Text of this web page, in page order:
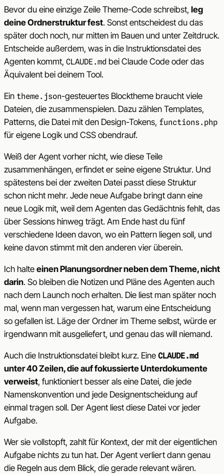
Bevor du eine einzige Zeile Theme-Code schreibst, leg
deine Ordnerstruktur fest. Sonst entscheidest du das
später doch noch, nur mitten im Bauen und unter Zeitdruck.
Entscheide außerdem, was in die Instruktionsdatei des
Agenten kommt, CLAUDE.md bei Claude Code oder das
Äquivalent bei deinem Tool.
Ein theme.json-gesteuertes Blocktheme braucht viele
Dateien, die zusammenspielen. Dazu zählen Templates,
Patterns, die Datei mit den Design-Tokens, functions.php
für eigene Logik und CSS obendrauf.
Weiß der Agent vorher nicht, wie diese Teile
zusammenhängen, erfindet er seine eigene Struktur. Und
spätestens bei der zweiten Datei passt diese Struktur
schon nicht mehr. Jede neue Aufgabe bringt dann eine
neue Logik mit, weil dem Agenten das Gedächtnis fehlt, das
über Sessions hinweg trägt. Am Ende hast du fünf
verschiedene Ideen davon, wo ein Pattern liegen soll, und
keine davon stimmt mit den anderen vier überein.
Ich halte einen Planungsordner neben dem Theme, nicht
darin. So bleiben die Notizen und Pläne des Agenten auch
nach dem Launch noch erhalten. Die liest man später noch
mal, wenn man vergessen hat, warum eine Entscheidung
so gefallen ist. Läge der Ordner im Theme selbst, würde er
irgendwann mit ausgeliefert, und genau das will niemand.
Auch die Instruktionsdatei bleibt kurz. Eine CLAUDE.md
unter 40 Zeilen, die auf fokussierte Unterdokumente
verweist, funktioniert besser als eine Datei, die jede
Namenskonvention und jede Designentscheidung auf
einmal tragen soll. Der Agent liest diese Datei vor jeder
Aufgabe.
Wer sie vollstopft, zahlt für Kontext, der mit der eigentlichen
Aufgabe nichts zu tun hat. Der Agent verliert dann genau
die Regeln aus dem Blick, die gerade relevant wären.